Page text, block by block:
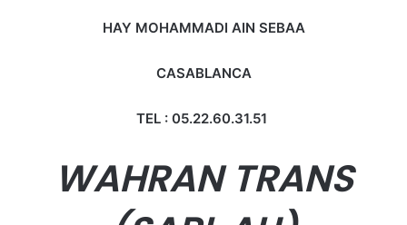
HAY MOHAMMADI AIN SEBAA
CASABLANCA
TEL : 05.22.60.31.51
WAHRAN TRANS